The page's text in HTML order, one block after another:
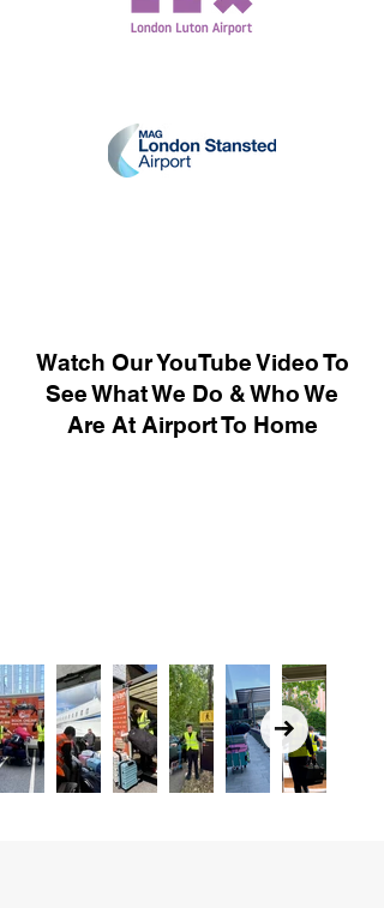
Watch Our YouTube Video To
See What We Do & Who We
Are At Airport To Home